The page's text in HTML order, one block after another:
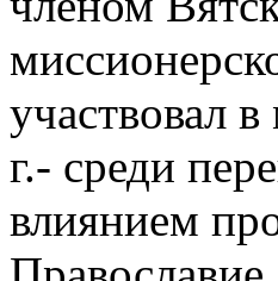
участвовал
г.- среди
влиянием